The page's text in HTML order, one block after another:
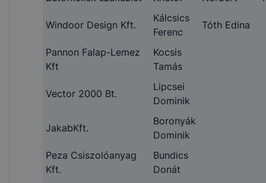
Windoor Design Kft.
Kálcsics
Ferenc
Tóth Edina
Pannon Falap-Lemez
Kft
Kocsis
Tamás
Vector 2000 Bt.
Lipcsei
Dominik
JakabKft.
Boronyák
Dominik
Peza Csiszolóanyag
Kft.
Bundics
Donát